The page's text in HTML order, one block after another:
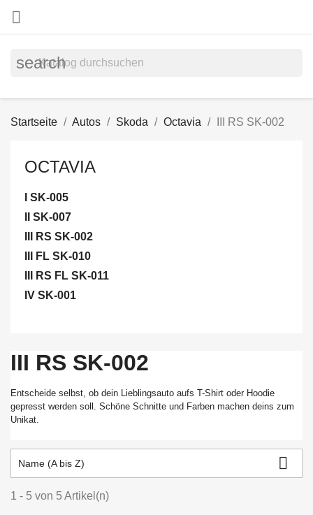

search
Startseite Autos Skoda Octavia III RS SK-002
OCTAVIA
I SK-005
II SK-007
III RS SK-002
III FL SK-010
III RS FL SK-011
IV SK-001
III RS SK-002
Entscheide selbst, ob dein Lieblingsauto aufs T-Shirt oder Hoodie
gepresst werden soll. Schöne Schnitte und Farben machen deins zum
Unikat.
Name (A bis Z) 
1 - 5 von 5 Artikel(n)